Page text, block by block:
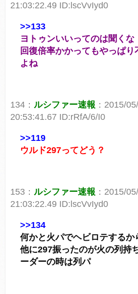
21:03:22.49 ID:lscVvIyd0
>>133
ヨトゥンいいってのは聞くな
回復倍率かかってもやっぱ
よね
134： ルシファー速報 ：2015/
20:53:41.67 ID:rRfA/6/I0
>>119
ウルド297ってどう？
153： ルシファー速報 ：2015/
21:03:22.49 ID:lscVvIyd0
>>134
何かと火パでヘビロテするか
他に297振ったのが火の列持
ーダーの時は列パ